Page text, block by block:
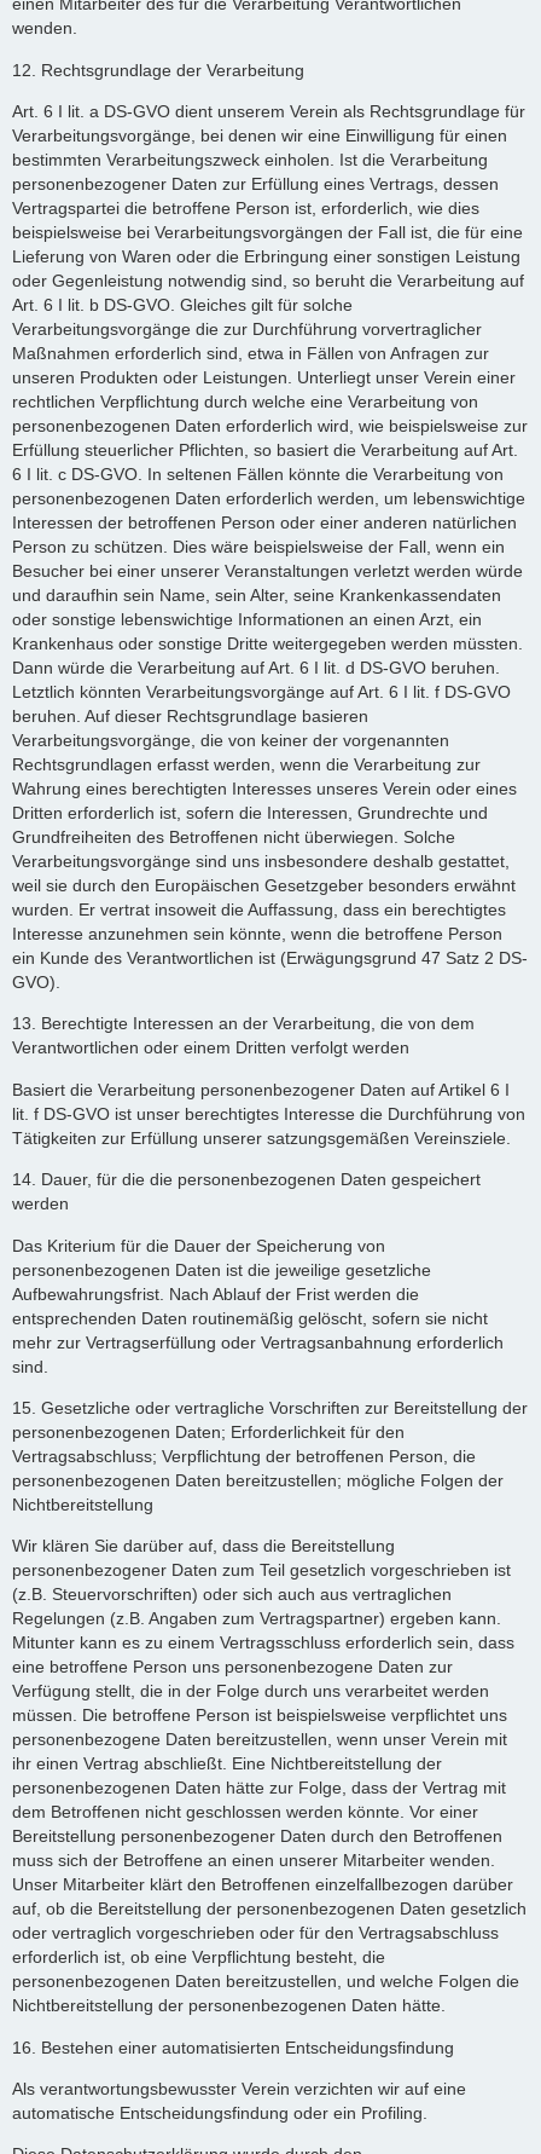
wenden.
12. Rechtsgrundlage der Verarbeitung
Art. 6 I lit. a DS-GVO dient unserem Verein als Rechtsgrundlage für
Verarbeitungsvorgänge, bei denen wir eine Einwilligung für einen
bestimmten Verarbeitungszweck einholen. Ist die Verarbeitung
personenbezogener Daten zur Erfüllung eines Vertrags, dessen
Vertragspartei die betroffene Person ist, erforderlich, wie dies
beispielsweise bei Verarbeitungsvorgängen der Fall ist, die für eine
Lieferung von Waren oder die Erbringung einer sonstigen Leistung
oder Gegenleistung notwendig sind, so beruht die Verarbeitung auf
Art. 6 I lit. b DS-GVO. Gleiches gilt für solche
Verarbeitungsvorgänge die zur Durchführung vorvertraglicher
Maßnahmen erforderlich sind, etwa in Fällen von Anfragen zur
unseren Produkten oder Leistungen. Unterliegt unser Verein einer
rechtlichen Verpflichtung durch welche eine Verarbeitung von
personenbezogenen Daten erforderlich wird, wie beispielsweise zur
Erfüllung steuerlicher Pflichten, so basiert die Verarbeitung auf Art.
6 I lit. c DS-GVO. In seltenen Fällen könnte die Verarbeitung von
personenbezogenen Daten erforderlich werden, um lebenswichtige
Interessen der betroffenen Person oder einer anderen natürlichen
Person zu schützen. Dies wäre beispielsweise der Fall, wenn ein
Besucher bei einer unserer Veranstaltungen verletzt werden würde
und daraufhin sein Name, sein Alter, seine Krankenkassendaten
oder sonstige lebenswichtige Informationen an einen Arzt, ein
Krankenhaus oder sonstige Dritte weitergegeben werden müssten.
Dann würde die Verarbeitung auf Art. 6 I lit. d DS-GVO beruhen.
Letztlich könnten Verarbeitungsvorgänge auf Art. 6 I lit. f DS-GVO
beruhen. Auf dieser Rechtsgrundlage basieren
Verarbeitungsvorgänge, die von keiner der vorgenannten
Rechtsgrundlagen erfasst werden, wenn die Verarbeitung zur
Wahrung eines berechtigten Interesses unseres Verein oder eines
Dritten erforderlich ist, sofern die Interessen, Grundrechte und
Grundfreiheiten des Betroffenen nicht überwiegen. Solche
Verarbeitungsvorgänge sind uns insbesondere deshalb gestattet,
weil sie durch den Europäischen Gesetzgeber besonders erwähnt
wurden. Er vertrat insoweit die Auffassung, dass ein berechtigtes
Interesse anzunehmen sein könnte, wenn die betroffene Person
ein Kunde des Verantwortlichen ist (Erwägungsgrund 47 Satz 2 DS-
GVO).
13. Berechtigte Interessen an der Verarbeitung, die von dem
Verantwortlichen oder einem Dritten verfolgt werden
Basiert die Verarbeitung personenbezogener Daten auf Artikel 6 I
lit. f DS-GVO ist unser berechtigtes Interesse die Durchführung von
Tätigkeiten zur Erfüllung unserer satzungsgemäßen Vereinsziele.
14. Dauer, für die die personenbezogenen Daten gespeichert
werden
Das Kriterium für die Dauer der Speicherung von
personenbezogenen Daten ist die jeweilige gesetzliche
Aufbewahrungsfrist. Nach Ablauf der Frist werden die
entsprechenden Daten routinemäßig gelöscht, sofern sie nicht
mehr zur Vertragserfüllung oder Vertragsanbahnung erforderlich
sind.
15. Gesetzliche oder vertragliche Vorschriften zur Bereitstellung der
personenbezogenen Daten; Erforderlichkeit für den
Vertragsabschluss; Verpflichtung der betroffenen Person, die
personenbezogenen Daten bereitzustellen; mögliche Folgen der
Nichtbereitstellung
Wir klären Sie darüber auf, dass die Bereitstellung
personenbezogener Daten zum Teil gesetzlich vorgeschrieben ist
(z.B. Steuervorschriften) oder sich auch aus vertraglichen
Regelungen (z.B. Angaben zum Vertragspartner) ergeben kann.
Mitunter kann es zu einem Vertragsschluss erforderlich sein, dass
eine betroffene Person uns personenbezogene Daten zur
Verfügung stellt, die in der Folge durch uns verarbeitet werden
müssen. Die betroffene Person ist beispielsweise verpflichtet uns
personenbezogene Daten bereitzustellen, wenn unser Verein mit
ihr einen Vertrag abschließt. Eine Nichtbereitstellung der
personenbezogenen Daten hätte zur Folge, dass der Vertrag mit
dem Betroffenen nicht geschlossen werden könnte. Vor einer
Bereitstellung personenbezogener Daten durch den Betroffenen
muss sich der Betroffene an einen unserer Mitarbeiter wenden.
Unser Mitarbeiter klärt den Betroffenen einzelfallbezogen darüber
auf, ob die Bereitstellung der personenbezogenen Daten gesetzlich
oder vertraglich vorgeschrieben oder für den Vertragsabschluss
erforderlich ist, ob eine Verpflichtung besteht, die
personenbezogenen Daten bereitzustellen, und welche Folgen die
Nichtbereitstellung der personenbezogenen Daten hätte.
16. Bestehen einer automatisierten Entscheidungsfindung
Als verantwortungsbewusster Verein verzichten wir auf eine
automatische Entscheidungsfindung oder ein Profiling.